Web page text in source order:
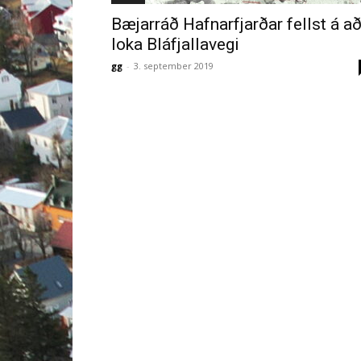
Bæjarráð Hafnarfjarðar fellst á að
loka Bláfjallavegi
gg - 3. september 2019